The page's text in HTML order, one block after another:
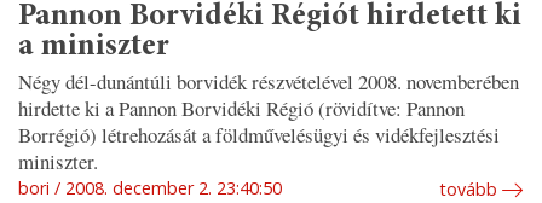
Pannon Borvidéki Régiót hirdetett ki
a miniszter
Négy dél-dunántúli borvidék részvételével 2008. novemberében
hirdette ki a Pannon Borvidéki Régió (rövidítve: Pannon
Borrégió) létrehozását a földművelésügyi és vidékfejlesztési
miniszter.
bori 2008. december 2. 23:40:50 tovább